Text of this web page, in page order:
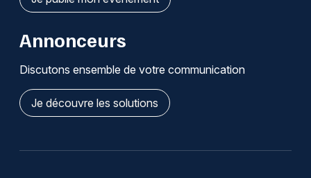
Annonceurs
Discutons ensemble de votre communication
Je découvre les solutions